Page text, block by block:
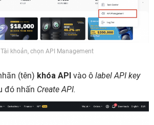
khoản, chọn API Management
(tên) khóa API vào ô label API key
đó nhấn Create API.